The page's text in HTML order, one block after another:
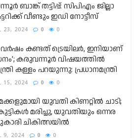
ബാങ്ക് തട്ടിപ്പ്: സിപിഎം ജില്ലാ
വീണ്ടും ഇഡി നോട്ടീസ്
23, 2024 0 0
കണ്ടത് ട്രെയിലര്‍, ഇനിയാണ്
കരുവന്നൂർ വിഷയത്തിൽ
കള്ളം പറയുന്നു: പ്രധാനമന്ത്രി
15, 2024 0 0
യുവതി കിണറ്റില്‍ ചാടി;
മരിച്ചു, യുവതിയും ഒന്നര
ചികിത്സയിൽ
9, 2024 0 0